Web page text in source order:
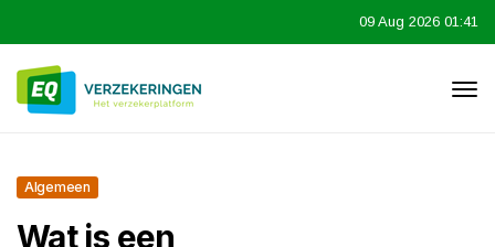
09 Aug 2026 01:41
Algemeen
Wat is een